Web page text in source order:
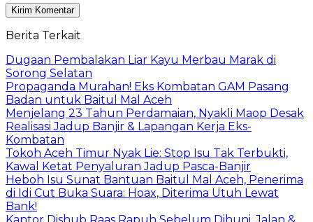
Berita Terkait
Dugaan Pembalakan Liar Kayu Merbau Marak di
Sorong Selatan
Propaganda Murahan! Eks Kombatan GAM Pasang
Badan untuk Baitul Mal Aceh
Menjelang 23 Tahun Perdamaian, Nyakli Maop Desak
Realisasi Jadup Banjir & Lapangan Kerja Eks-
Kombatan
Tokoh Aceh Timur Nyak Lie: Stop Isu Tak Terbukti,
Kawal Ketat Penyaluran Jadup Pasca-Banjir
Heboh Isu Sunat Bantuan Baitul Mal Aceh, Penerima
di Idi Cut Buka Suara: Hoax, Diterima Utuh Lewat
Bank!